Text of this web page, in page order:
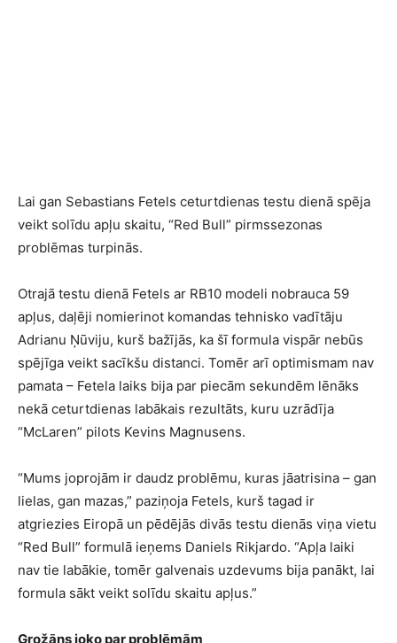
Lai gan Sebastians Fetels ceturtdienas testu dienā spēja
veikt solīdu apļu skaitu, “Red Bull” pirmssezonas
problēmas turpinās.
Otrajā testu dienā Fetels ar RB10 modeli nobrauca 59
apļus, daļēji nomierinot komandas tehnisko vadītāju
Adrianu Ņūviju, kurš bažījās, ka šī formula vispār nebūs
spējīga veikt sacīkšu distanci. Tomēr arī optimismam nav
pamata – Fetela laiks bija par piecām sekundēm lēnāks
nekā ceturtdienas labākais rezultāts, kuru uzrādīja
“McLaren” pilots Kevins Magnusens.
“Mums joprojām ir daudz problēmu, kuras jāatrisina – gan
lielas, gan mazas,” paziņoja Fetels, kurš tagad ir
atgriezies Eiropā un pēdējās divās testu dienās viņa vietu
“Red Bull” formulā ieņems Daniels Rikjardo. “Apļa laiki
nav tie labākie, tomēr galvenais uzdevums bija panākt, lai
formula sākt veikt solīdu skaitu apļus.”
Grožāns joko par problēmām